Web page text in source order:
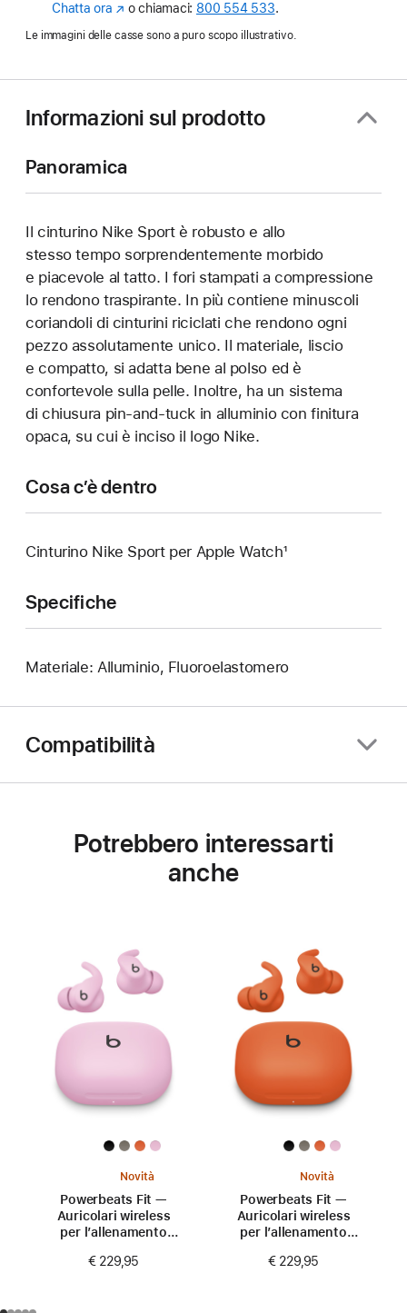
Chatta ora (Si
nuova
o chiamaci: 800 554 533.
Le immagini delle casse sono a puro scopo illustrativo.
Informazioni sul prodotto
Panoramica
Il cinturino Nike Sport è robusto e allo
stesso tempo sorprendentemente morbido
e piacevole al tatto. I fori stampati a compressione
lo rendono traspirante. In più contiene minuscoli
coriandoli di cinturini riciclati che rendono ogni
pezzo assolutamente unico. Il materiale, liscio
e compatto, si adatta bene al polso ed è
confortevole sulla pelle. Inoltre, ha un sistema
di chiusura pin-and-tuck in alluminio con finitura
opaca, su cui è inciso il logo Nike.
Cosa c’è dentro
Cinturino Nike Sport per Apple Watch¹
Specifiche
Materiale: Alluminio, Fluoroelastomero
Compatibilità
Potrebbero interessarti
anche
Novità
Powerbeats Fit —
Auricolari wireless
per l’allenamento
perfetta —
€ 229,95
Novità
Powerbeats Fit —
Auricolari wireless
per l’allenamento
perfetta —
€ 229,95